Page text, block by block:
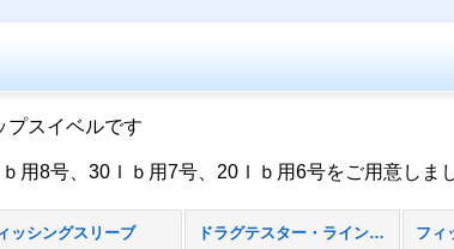
プスイベルです
用8号、30ｌｂ用7号、20ｌｂ用6号をご用意しま
ッシングスリーブ ドラグテスター・ラインカウンター フィ